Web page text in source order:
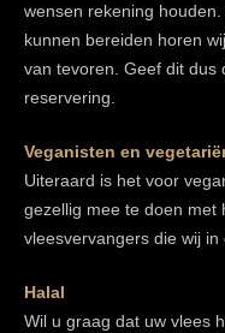
wensen rekening
kunnen bereiden horen
van tevoren. Geef dit dus
reservering.
Veganisten en
Uiteraard is het voor
gezellig mee te doen met
vleesvervangers die wij
Halal
Wil u graag dat uw vlees